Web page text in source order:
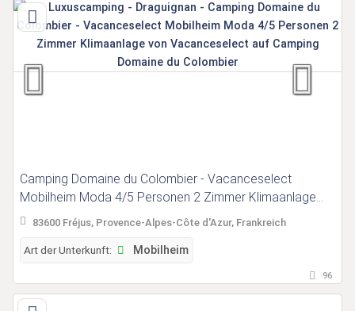
Camping Domaine du Colombier - Vacanceselect
Mobilheim Moda 4/5 Personen 2 Zimmer Klimaanlage
von Vacanceselect auf Camping Domaine du Colombier
83600 Fréjus, Provence-Alpes-Côte d'Azur, Frankreich
Art der Unterkunft: Mobilheim
96